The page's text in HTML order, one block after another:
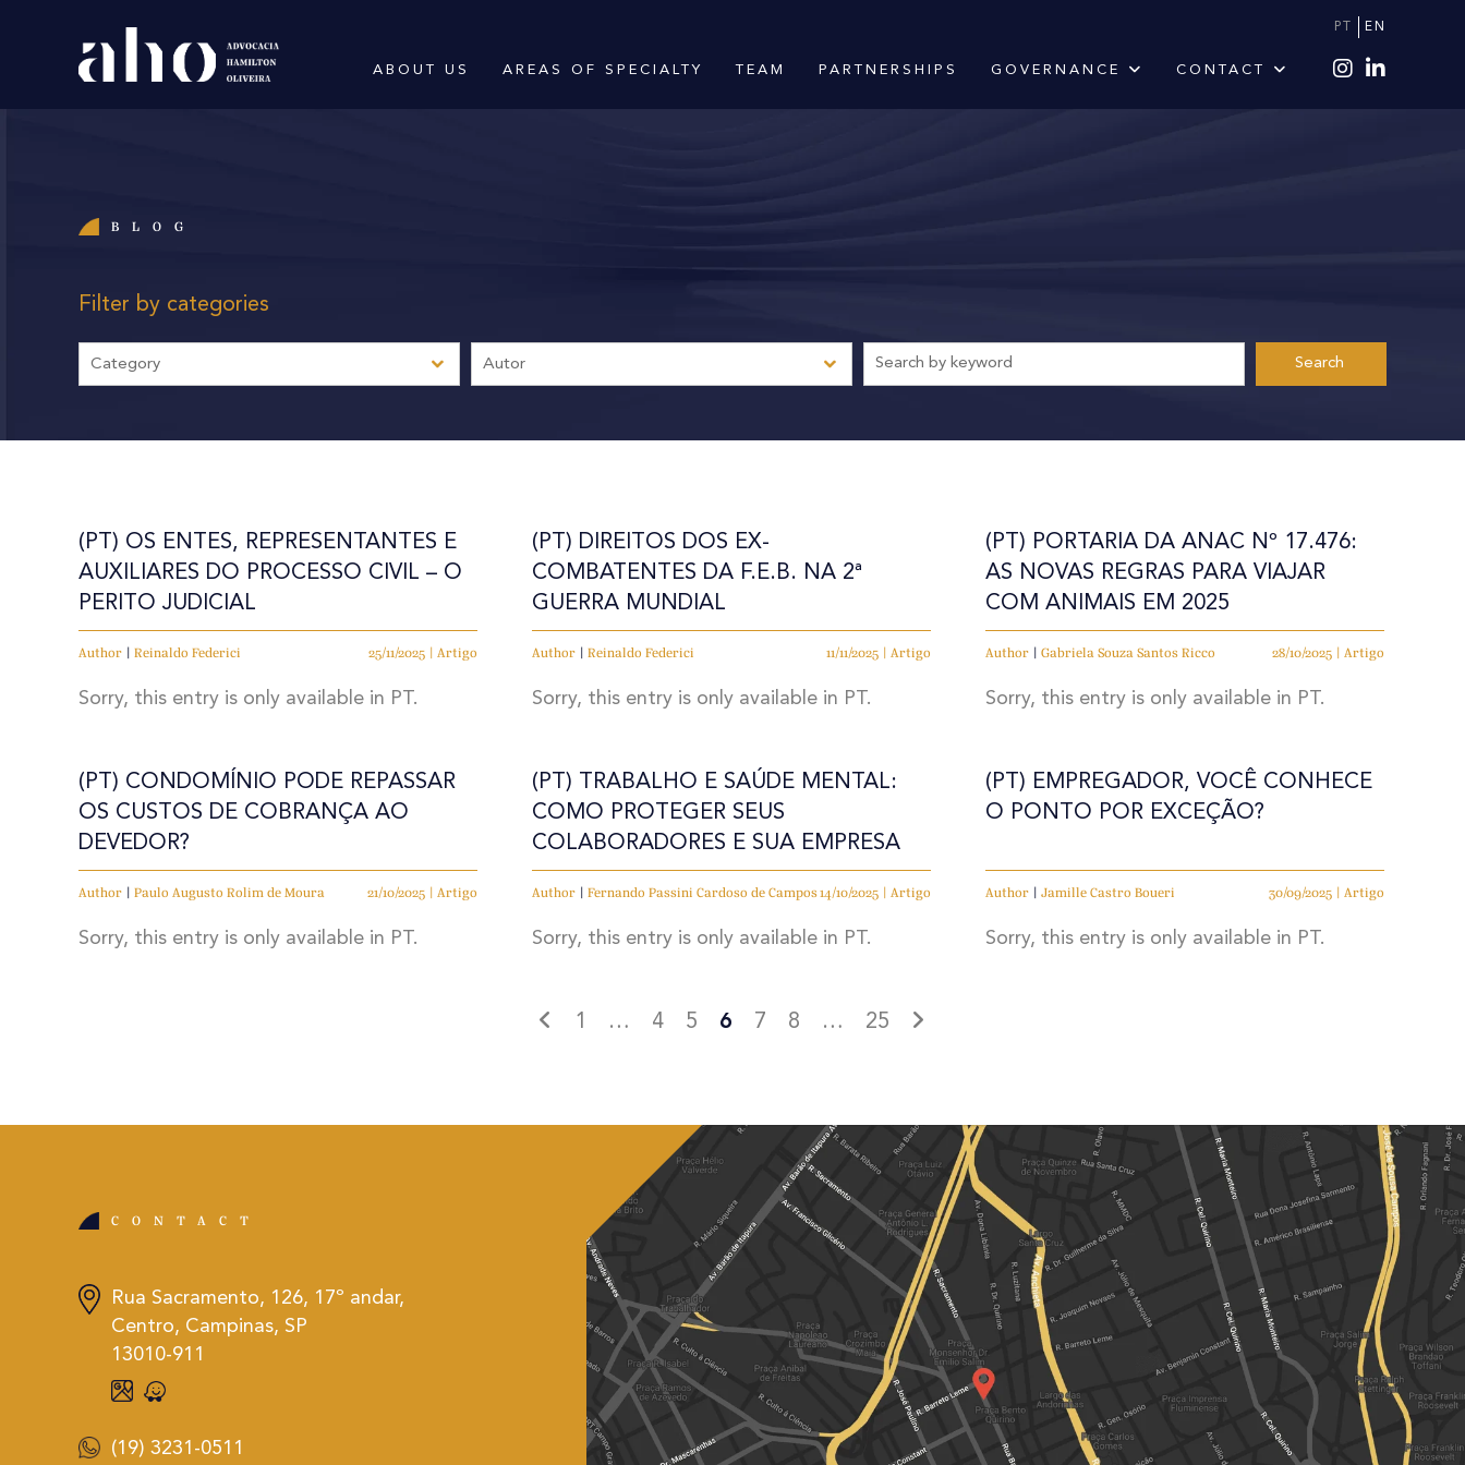
ABOUT US AREAS OF SPECIALTY TEAM PARTNERSHIPS GOVERNANCE CONTACT
PT EN
BLOG
Filter by categories
(PT) OS ENTES, REPRESENTANTES E
AUXILIARES DO PROCESSO CIVIL – O
PERITO JUDICIAL
Author | Reinaldo Federici 25/11/2025 | Artigo
Sorry, this entry is only available in PT.
(PT) DIREITOS DOS EX-
COMBATENTES DA F.E.B. NA 2ª
GUERRA MUNDIAL
Author | Reinaldo Federici 11/11/2025 | Artigo
Sorry, this entry is only available in PT.
(PT) PORTARIA DA ANAC Nº 17.476:
AS NOVAS REGRAS PARA VIAJAR
COM ANIMAIS EM 2025
Author | Gabriela Souza Santos Ricco 28/10/2025 | Artigo
Sorry, this entry is only available in PT.
(PT) CONDOMÍNIO PODE REPASSAR
OS CUSTOS DE COBRANÇA AO
DEVEDOR?
Author | Paulo Augusto Rolim de Moura 21/10/2025 | Artigo
Sorry, this entry is only available in PT.
(PT) TRABALHO E SAÚDE MENTAL:
COMO PROTEGER SEUS
COLABORADORES E SUA EMPRESA
Author | Fernando Passini Cardoso de Campos14/10/2025 | Artigo
Sorry, this entry is only available in PT.
(PT) EMPREGADOR, VOCÊ CONHECE
O PONTO POR EXCEÇÃO?
Author | Jamille Castro Boueri 30/09/2025 | Artigo
Sorry, this entry is only available in PT.
1 … 4 5 6 7 8 … 25
CONTACT
Rua Sacramento, 126, 17º andar,
Centro, Campinas, SP
13010-911
(19) 3231-0511